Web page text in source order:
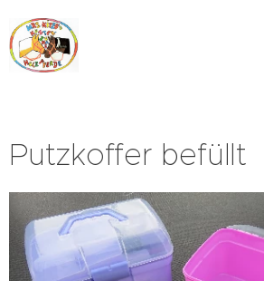
Putzkoffer befüllt